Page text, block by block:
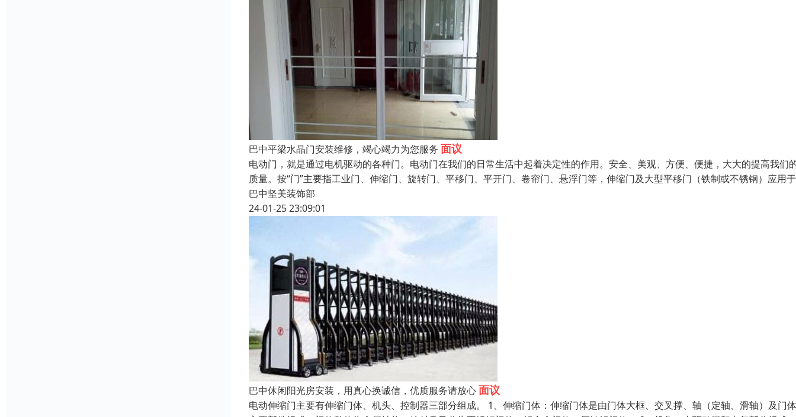
巴中平梁水晶门安装维修，竭心竭力为您服务 面议
电动门，就是通过电机驱动的各种门。电动门在我们的日常生活中起着决定性的作用。安全、美观、方便、便捷，大大的提高我们
质量。按“门”主要指工业门、伸缩门、旋转门、平移门、平开门、卷帘门、悬浮门等，伸缩门及大型平移门（铁制或不锈钢）应用
巴中坚美装饰部
24-01-25 23:09:01
巴中休闲阳光房安装，用真心换诚信，优质服务请放心面议
电动伸缩门主要有伸缩门体、机头、控制器三部分组成。 1、伸缩门体：伸缩门体是由门体大框、交叉撑、轴（定轴、滑轴）及门